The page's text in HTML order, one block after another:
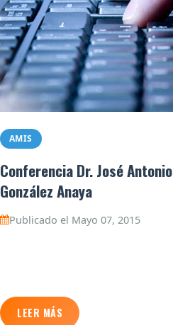
AMIS
Conferencia Dr. José Antonio
González Anaya
Publicado el Mayo 07, 2015
LEER MÁS